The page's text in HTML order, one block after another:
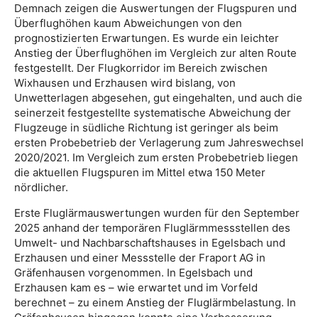
Demnach zeigen die Auswertungen der Flugspuren und
Überflughöhen kaum Abweichungen von den
prognostizierten Erwartungen. Es wurde ein leichter
Anstieg der Überflughöhen im Vergleich zur alten Route
festgestellt. Der Flugkorridor im Bereich zwischen
Wixhausen und Erzhausen wird bislang, von
Unwetterlagen abgesehen, gut eingehalten, und auch die
seinerzeit festgestellte systematische Abweichung der
Flugzeuge in südliche Richtung ist geringer als beim
ersten Probebetrieb der Verlagerung zum Jahreswechsel
2020/2021. Im Vergleich zum ersten Probebetrieb liegen
die aktuellen Flugspuren im Mittel etwa 150 Meter
nördlicher.
Erste Fluglärmauswertungen wurden für den September
2025 anhand der temporären Fluglärmmessstellen des
Umwelt- und Nachbarschaftshauses in Egelsbach und
Erzhausen und einer Messstelle der Fraport AG in
Gräfenhausen vorgenommen. In Egelsbach und
Erzhausen kam es – wie erwartet und im Vorfeld
berechnet – zu einem Anstieg der Fluglärmbelastung. In